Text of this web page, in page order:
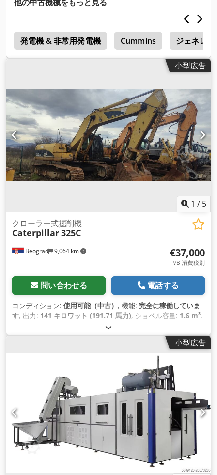
他の中古機械をもっと見る
発電機 & 非常用発電機 Cummins ジェネレ
小型広告
1 / 5
Beograd 9,064 km
クローラー式掘削機
Caterpillar325C
€37,000
VB 消費税別
問い合わせる 電話する
コンディション: 使用可能（中古） , 機能: 完全に稼働していま
す, 出力: 141 キロワット (191.71 馬力), ショベル容量: 1.6 m³,
, 機械／車両番号:CAT 0325CCCRB01219
小型広告